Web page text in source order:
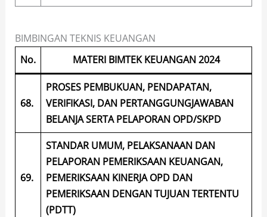
BIMBINGAN TEKNIS KEUANGAN
No.
MATERI BIMTEK KEUANGAN 2024
68.
PROSES PEMBUKUAN, PENDAPATAN,
VERIFIKASI, DAN PERTANGGUNGJAWABAN
BELANJA SERTA PELAPORAN OPD/SKPD
69.
STANDAR UMUM, PELAKSANAAN DAN
PELAPORAN PEMERIKSAAN KEUANGAN,
PEMERIKSAAN KINERJA OPD DAN
PEMERIKSAAN DENGAN TUJUAN TERTENTU
(PDTT)